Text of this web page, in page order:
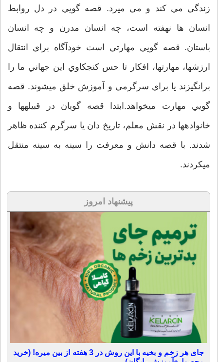
زندگي مي کند و مي ميرد. قصه گويي در دل روابط
انسان ها نهفته است، چه انسان مدرن و چه انسان
باستان. قصه گويي مهارتي است خودآگاه براي انتقال
ارزشها، مهارتها، افکار تا حس کنجکاوي اين جهاني ما را
برانگيزند يا براي سرگرمي و آموزش خلق ميشوند. قصه
گويي مهارت ميخواهد.ابتدا قصه گويان در قبيلهها و
خانوادهها در نقش معلم، تاريخ دان يا سرگرم کننده ظاهر
شدند. با قصه دانش و معرفت را سينه به سينه منتقل
ميکردند.
پیشنهاد امروز
جای هر زخم و بخیه با این روش در 3 هفته از بین میره! (خرید